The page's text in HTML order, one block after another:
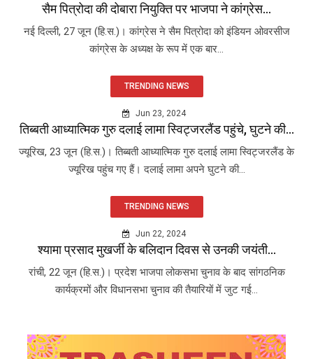
सैम पित्रोदा की दोबारा नियुक्ति पर भाजपा ने कांग्रेस...
नई दिल्ली, 27 जून (हि.स.)। कांग्रेस ने सैम पित्रोदा को इंडियन ओवरसीज
कांग्रेस के अध्यक्ष के रूप में एक बार...
TRENDING NEWS
Jun 23, 2024
तिब्बती आध्यात्मिक गुरु दलाई लामा स्विट्जरलैंड पहुंचे, घुटने की...
ज्यूरिख, 23 जून (हि.स.)। तिब्बती आध्यात्मिक गुरु दलाई लामा स्विट्जरलैंड के
ज्यूरिख पहुंच गए हैं। दलाई लामा अपने घुटने की...
TRENDING NEWS
Jun 22, 2024
श्यामा प्रसाद मुखर्जी के बलिदान दिवस से उनकी जयंती...
रांची, 22 जून (हि.स.)। प्रदेश भाजपा लोकसभा चुनाव के बाद सांगठनिक
कार्यक्रमों और विधानसभा चुनाव की तैयारियों में जुट गई...